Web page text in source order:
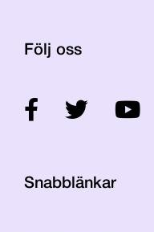
Följ oss
Snabblänkar